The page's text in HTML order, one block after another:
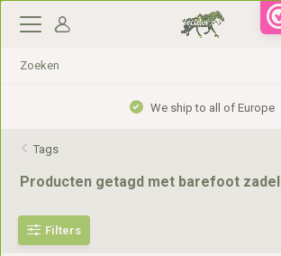
We ship to all of Europe
Tags
Producten getagd met barefoot zadel
Filters